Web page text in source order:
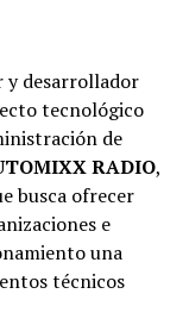
y desarrollador
tecnológico
de
RADIO,
busca ofrecer
e
una
técnicos